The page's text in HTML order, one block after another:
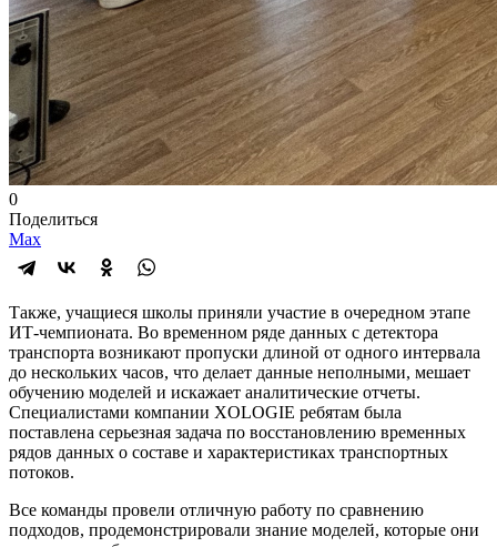
0
Поделиться
Max
Также, учащиеся школы приняли участие в очередном этапе
ИТ-чемпионата. Во временном ряде данных с детектора
транспорта возникают пропуски длиной от одного интервала
до нескольких часов, что делает данные неполными, мешает
обучению моделей и искажает аналитические отчеты.
Специалистами компании XOLOGIE ребятам была
поставлена серьезная задача по восстановлению временных
рядов данных о составе и характеристиках транспортных
потоков.
Все команды провели отличную работу по сравнению
подходов, продемонстрировали знание моделей, которые они